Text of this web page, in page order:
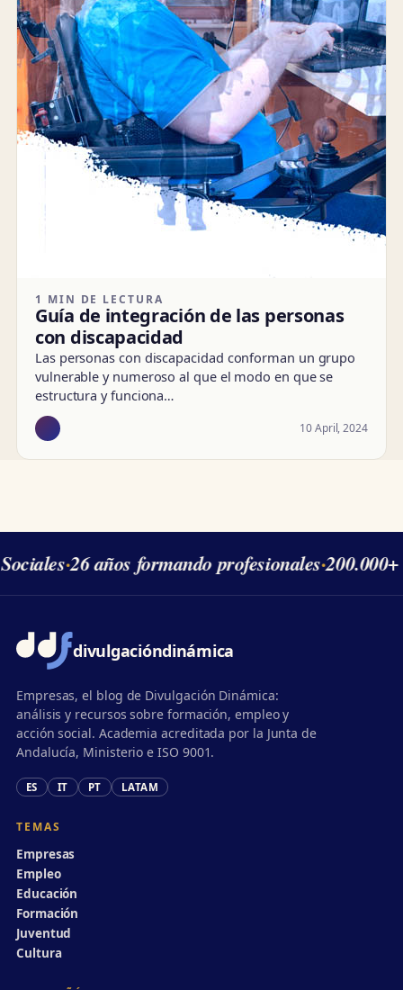
1 MIN DE LECTURA
Guía de integración de las personas
con discapacidad
Las personas con discapacidad conforman un grupo
vulnerable y numeroso al que el modo en que se
estructura y funciona…
10 April, 2024
·26 años formando profesionales·200.000+
divulgacióndinámica
Empresas, el blog de Divulgación Dinámica:
análisis y recursos sobre formación, empleo y
acción social. Academia acreditada por la Junta de
Andalucía, Ministerio e ISO 9001.
ES IT PT LATAM
TEMAS
Empresas
Empleo
Educación
Formación
Juventud
Cultura